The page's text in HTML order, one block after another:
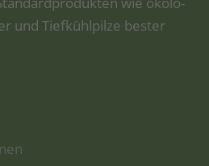
und Tief­kühl­pil­ze bes­ter